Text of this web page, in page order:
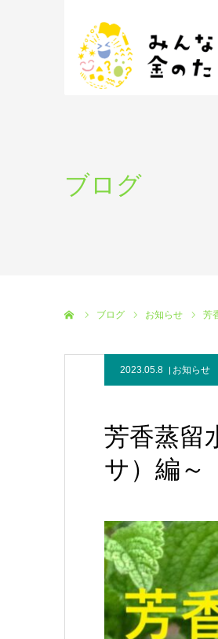
ブログ
ブログ お知らせ 芳
2023.05.8 お知らせ
芳香蒸留
サ）編～